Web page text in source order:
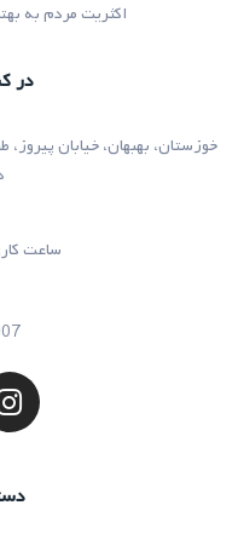
اکثریت مردم به
در
خوزستان، بهبهان، خیابان
ساعت کاری: ۸-۱۴ و